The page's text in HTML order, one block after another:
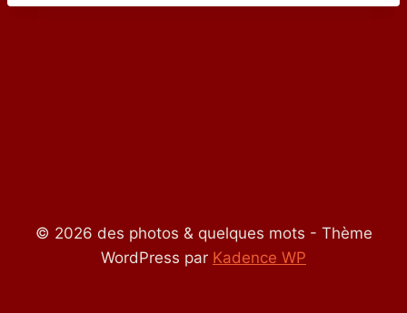
© 2026 des photos & quelques mots - Thème
WordPress par Kadence WP